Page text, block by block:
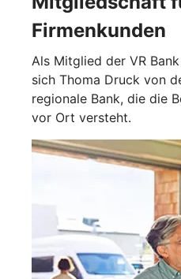
Firmenkunden
Als Mitglied der VR
sich Thoma Druck von
regionale Bank, die die
vor Ort versteht.